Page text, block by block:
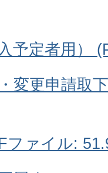
予定者用）
変更申請取
ファイル: